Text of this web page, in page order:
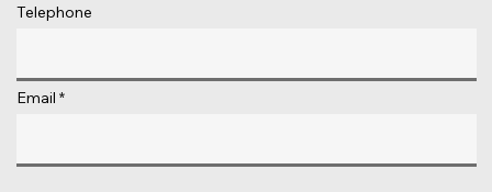
Telephone
Email